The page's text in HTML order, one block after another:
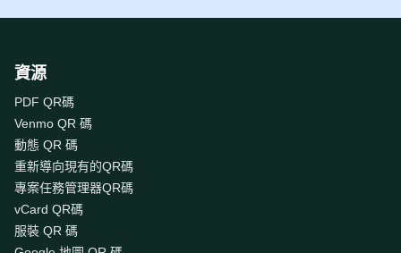
資源
PDF QR碼
Venmo QR 碼
動態 QR 碼
重新導向現有的QR碼
專案任務管理器QR碼
vCard QR碼
服裝 QR 碼